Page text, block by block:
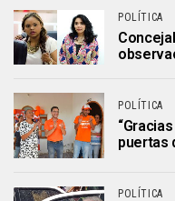
POLÍTICA
POLÍTICA
puertas
POLÍTICA